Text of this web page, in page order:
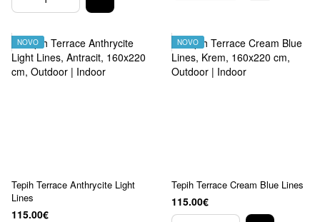
NOVO
Tepih Terrace Anthrycite Light
Lines
115.00€
NOVO
Tepih Terrace Cream Blue Lines
115.00€